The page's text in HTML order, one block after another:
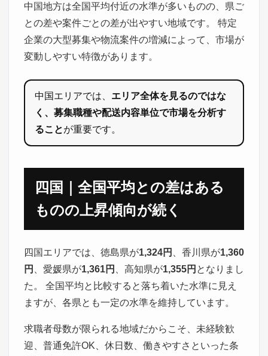
中国地方は全国平均付近の水準が多いものの、県ご
との差や案件ごとの差が出やすい地域です。 特定
企業の大型募集や物流案件の増減によって、市場が
変動しやすい特徴があります。
中国エリアでは、 エリア全体を見るのではな
く、募集職種や配送内容単位で市場を分析す
ることが重要です。
四国｜全国平均との差はある
ものの上昇傾向が続く
四国エリアでは、徳島県が1,324円 、香川県が1,360
円
、愛媛県が1,361円 、高知県が1,355円 となりまし
た。 全国平均と比較すると落ち着いた水準に見え
ますが、各県とも一定の水準を維持しています。
求職者母数が限られる地域だからこそ、未経験歓
迎、普通免許OK、休日数、働きやすさといった条